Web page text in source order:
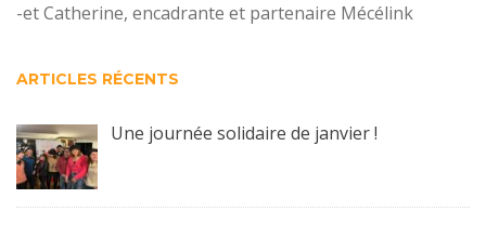
-et Catherine, encadrante et partenaire Mécélink
ARTICLES RÉCENTS
Une journée solidaire de janvier !